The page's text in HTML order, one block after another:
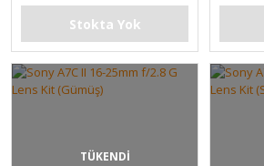
Stokta Yok
TÜKENDİ